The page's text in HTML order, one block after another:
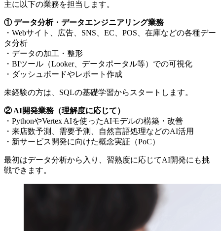
主に以下の業務を担当します。
① データ分析・データエンジニアリング業務
・Webサイト、広告、SNS、EC、POS、在庫などの各種デー
タ分析
・データの加工・整形
・BIツール（Looker、データポータル等）での可視化
・ダッシュボードやレポート作成
未経験の方は、SQLの基礎学習からスタートします。
② AI開発業務（理解度に応じて）
・PythonやVertex AIを使ったAIモデルの構築・改善
・来店数予測、需要予測、自然言語処理などのAI活用
・新サービス開発に向けた概念実証（PoC）
最初はデータ分析から入り、習熟度に応じてAI開発にも挑
戦できます。